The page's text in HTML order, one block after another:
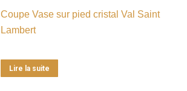
Coupe Vase sur pied cristal Val Saint
Lambert
Lire la suite